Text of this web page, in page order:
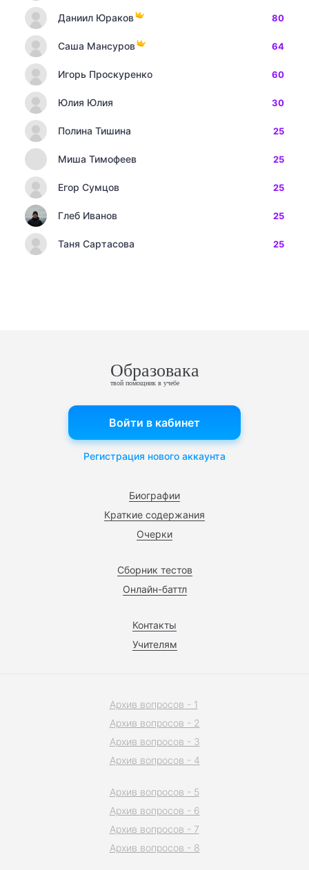
Даниил Юраков 80
Саша Мансуров 64
Игорь Проскуренко 60
Юлия Юлия 30
Полина Тишина 25
Миша Тимофеев 25
Егор Сумцов 25
Глеб Иванов 25
Таня Сартасова 25
Образовака
твой помощник в учебе
Биографии
Краткие содержания
Очерки
Сборник тестов
Онлайн-баттл
Контакты
Учителям
Войти в кабинет
Регистрация нового аккаунта
Архив вопросов - 1
Архив вопросов - 2
Архив вопросов - 3
Архив вопросов - 4
Архив вопросов - 5
Архив вопросов - 6
Архив вопросов - 7
Архив вопросов - 8